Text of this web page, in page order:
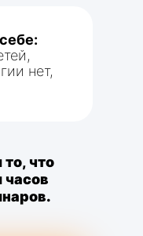
нет,
что
часов